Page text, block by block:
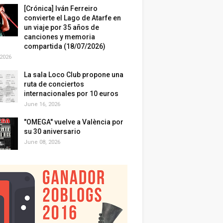
[Crónica] Iván Ferreiro
convierte el Lago de Atarfe en
un viaje por 35 años de
canciones y memoria
compartida (18/07/2026)
La sala Loco Club propone una
ruta de conciertos
internacionales por 10 euros
June 16, 2026
"OMEGA" vuelve a València por
su 30 aniversario
June 08, 2026